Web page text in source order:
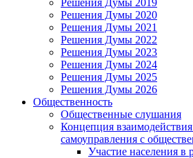
Решения Думы 2020
Решения Думы 2021
Решения Думы 2022
Решения Думы 2023
Решения Думы 2024
Решения Думы 2025
Решения Думы 2026
Общественность
Общественные слушания
Концепция
самоуправления с
Участие населения в